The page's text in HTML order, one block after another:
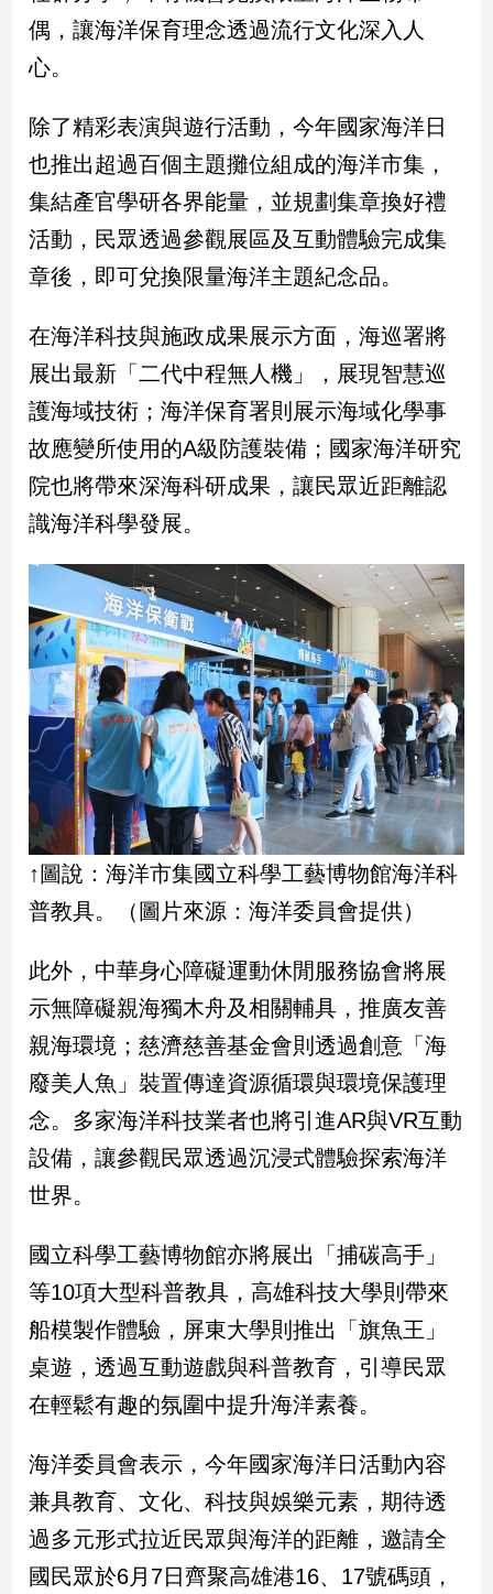
子/
感
情
術
文
創
／
電
影
推
科
技/
遊
戲
運
寵
物
影
音
專
區
作
媒
體
稿
專
區
的
觀
點】
偶，讓海洋保育理念透過流行文化深入人
心。
除了精彩表演與遊行活動，今年國家海洋日
也推出超過百個主題攤位組成的海洋市集，
集結產官學研各界能量，並規劃集章換好禮
活動，民眾透過參觀展區及互動體驗完成集
章後，即可兌換限量海洋主題紀念品。
在海洋科技與施政成果展示方面，海巡署將
展出最新「二代中程無人機」，展現智慧巡
護海域技術；海洋保育署則展示海域化學事
故應變所使用的A級防護裝備；國家海洋研究
院也將帶來深海科研成果，讓民眾近距離認
識海洋科學發展。
↑圖說：海洋市集國立科學工藝博物館海洋科
普教具。（圖片來源：海洋委員會提供）
此外，中華身心障礙運動休閒服務協會將展
示無障礙親海獨木舟及相關輔具，推廣友善
親海環境；慈濟慈善基金會則透過創意「海
廢美人魚」裝置傳達資源循環與環境保護理
念。多家海洋科技業者也將引進AR與VR互動
設備，讓參觀民眾透過沉浸式體驗探索海洋
世界。
國立科學工藝博物館亦將展出「捕碳高手」
等10項大型科普教具，高雄科技大學則帶來
船模製作體驗，屏東大學則推出「旗魚王」
桌遊，透過互動遊戲與科普教育，引導民眾
在輕鬆有趣的氛圍中提升海洋素養。
海洋委員會表示，今年國家海洋日活動內容
兼具教育、文化、科技與娛樂元素，期待透
過多元形式拉近民眾與海洋的距離，邀請全
國民眾於6月7日齊聚高雄港16、17號碼頭，